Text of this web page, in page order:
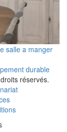
salle a manger
durable
réservés.